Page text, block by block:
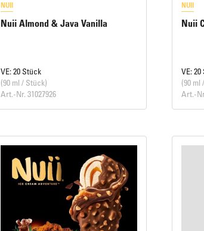
NUII
Nuii Almond & Java Vanilla
VE: 20 Stück
(90 ml / Stück)
Art.-Nr. 31027926
NUII
Nuii
VE:
(90 ml
Art.-